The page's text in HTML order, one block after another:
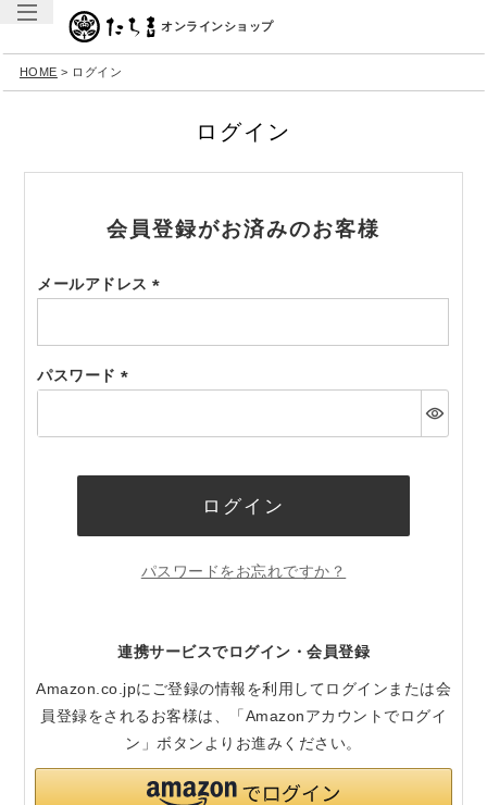
オンラインショップ
HOME ログイン
ログイン
会員登録がお済みのお客様
メールアドレス
須)
パスワード
須)
ログイン
パスワードをお忘れですか？
連携サービスでログイン・会員登録
Amazon.co.jpにご登録の情報を利用してログインまたは会
員登録をされるお客様は、「Amazonアカウントでログイ
ン」ボタンよりお進みください。